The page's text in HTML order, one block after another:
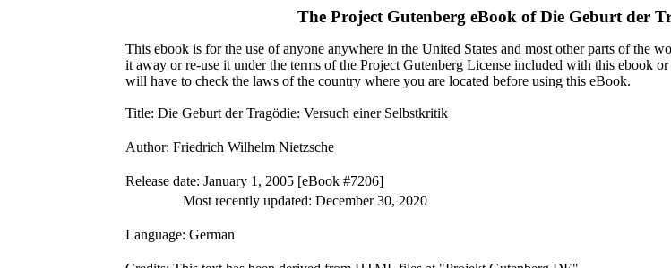
The Project Gutenberg eBook ofDie Geburt der
This ebook is for the use of anyone anywhere in the United States and most other parts of the
it away or re-use it under the terms of the Project Gutenberg License included with this ebook
will have to check the laws of the country where you are located before using this eBook.
Title: Die Geburt der Tragödie: Versuch einer Selbstkritik
Author: Friedrich Wilhelm Nietzsche
Release date: January 1, 2005 [eBook #7206]
Most recently updated: December 30, 2020
Language: German